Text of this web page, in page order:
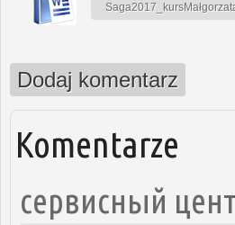
Dodaj komentarz
Komentarze
сервисный